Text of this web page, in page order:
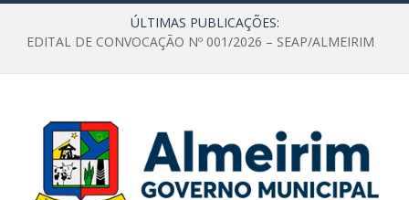
ÚLTIMAS PUBLICAÇÕES:
EDITAL DE CONVOCAÇÃO Nº 001/2026 – SEAP/ALMEIRIM